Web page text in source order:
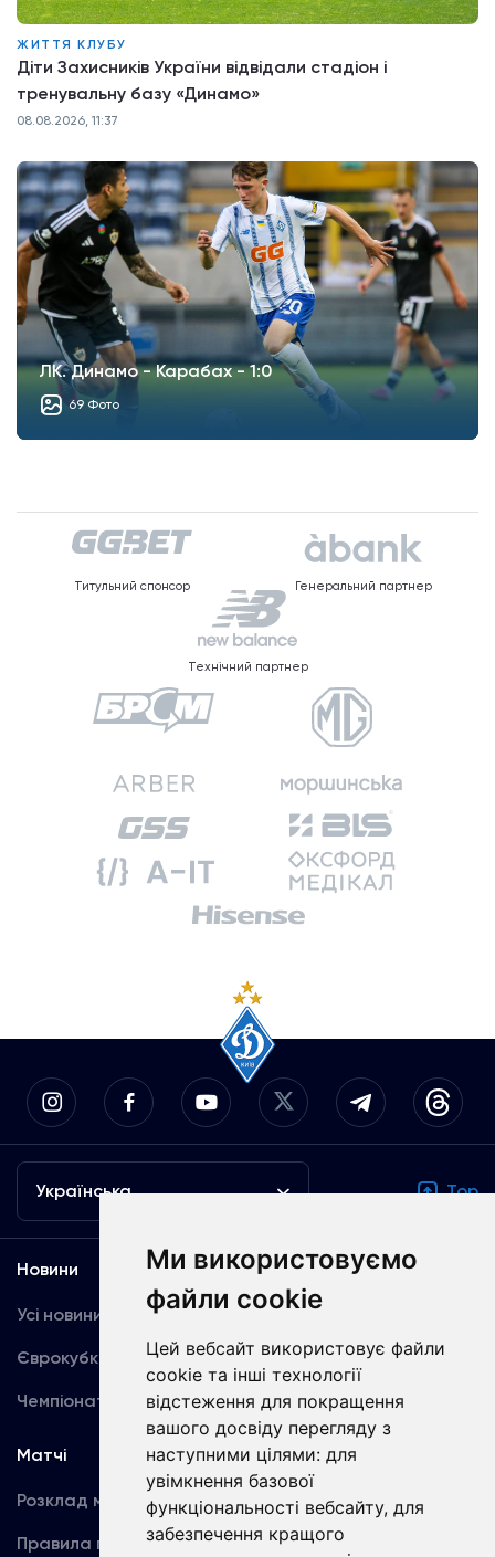
Ми використовуємо
файли cookie
Цей вебсайт використовує файли
cookie та інші технології
відстеження для покращення
вашого досвіду перегляду з
наступними цілями: для
увімкнення базової
функціональності вебсайту, для
забезпечення кращого
ЖИТТЯ КЛУБУ
Діти Захисників України відвідали стадіон і
тренувальну базу «Динамо»
08.08.2026, 11:37
ЛК. Динамо - Карабах - 1:0
69 Фото
Титульний спонсор Генеральний партнер
Технічний партнер
Українська Top
Новини
Усі новини
Єврокубки
Чемпіонат України
Медіа
Динамо TV
Фотогалерея
Акредитація
Матчі
Розклад матчів
Правила поведінки
Команда
Перша команда
U19